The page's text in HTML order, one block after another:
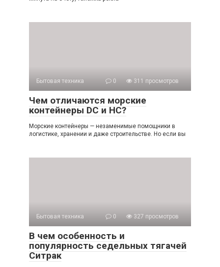
Бытовая техника 0 311 просмотров
Чем отличаются морские
контейнеры DC и HC?
Морские контейнеры — незаменимые помощники в
логистике, хранении и даже строительстве. Но если вы
Бытовая техника 0 327 просмотров
В чем особенность и
популярность седельных тягачей
Ситрак